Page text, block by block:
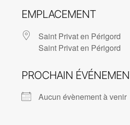
EMPLACEMENT
Saint Privat en Périgord
Saint Privat en Périgord
PROCHAIN
Aucun évènement à venir